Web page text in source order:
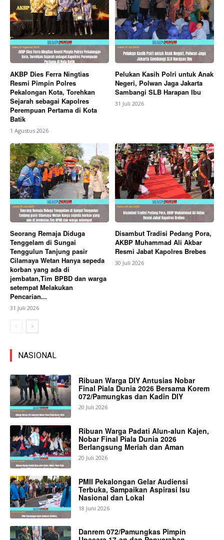
AKBP Dies Ferra Ningtias
Resmi Pimpin Polres
Pekalongan Kota, Torehkan
Sejarah sebagai Kapolres
Perempuan Pertama di Kota
Batik
1 Agustus 2026
Pelukan Kasih Polri untuk Anak
Negeri, Polwan Jaga Jakarta
Sambangi SLB Harapan Ibu
31 Juli 2026
Seorang Remaja Diduga
Tenggelam di Sungai
Tenggulun Tanjung pasir
Cilamaya Wetan Hanya sepeda
korban yang ada di
jembatan,Tim BPBD dan warga
setempat Melakukan
Pencarian...
31 Juli 2026
Disambut Tradisi Pedang Pora,
AKBP Muhammad Ali Akbar
Resmi Jabat Kapolres Brebes
30 Juli 2026
NASIONAL
Ribuan Warga DIY Antusias Nobar
Final Piala Dunia 2026 Bersama Korem
072/Pamungkas dan Kadin DIY
20 Juli 2026
Ribuan Warga Padati Alun-alun Kajen,
Nobar Final Piala Dunia 2026
Berlangsung Meriah dan Aman
20 Juli 2026
PMII Pekalongan Gelar Audiensi
Terbuka, Sampaikan Aspirasi Isu
Nasional dan Lokal
18 Juni 2026
Danrem 072/Pamungkas Pimpin